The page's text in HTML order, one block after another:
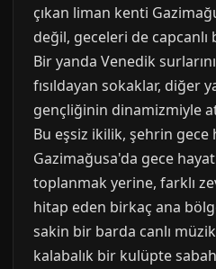
çıkan liman kenti
değil, geceleri de
Bir yanda Venedik
fısıldayan sokaklar, diğer
gençliğinin dinamizmiyle
Bu eşsiz ikilik, şehrin gece
Gazimağusa'da gece
toplanmak yerine, farklı
hitap eden birkaç ana
sakin bir barda canlı
kalabalık bir kulüpte